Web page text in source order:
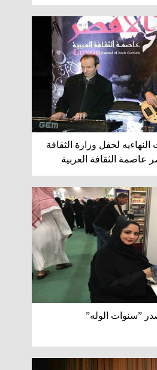
النهاءيه لحفل وزارة الثقافة
عاصمة الثقافة العربية
”سنوات الوله”